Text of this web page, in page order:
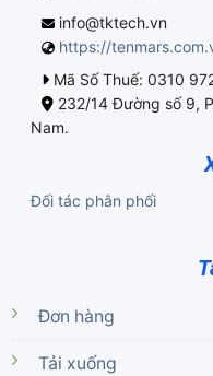
info@tktech.vn
https://
Mã Số Thuế: 0310
232/14 Đường số 9,
Nam.
Đối tác phân phối
Đơn hàng
Tải xuống